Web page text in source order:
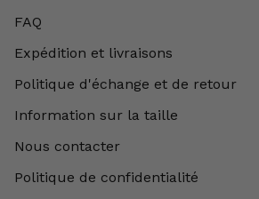
FAQ
Expédition et livraisons
Politique d'échange et de retour
Information sur la taille
Nous contacter
Politique de confidentialité